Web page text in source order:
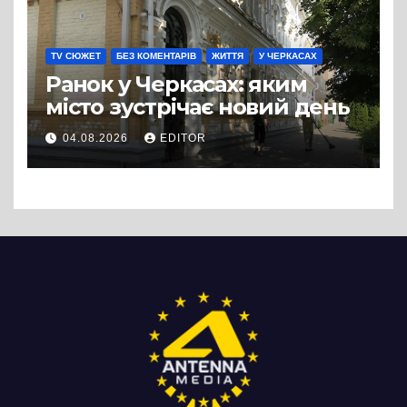
TV СЮЖЕТ БЕЗ КОМЕНТАРІВ ЖИТТЯ У ЧЕРКАСАХ
Ранок у Черкасах: яким
місто зустрічає новий день
04.08.2026 EDITOR